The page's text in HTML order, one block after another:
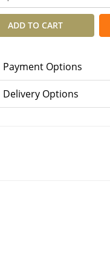
ADD TO CART
Payment Options
Delivery Options